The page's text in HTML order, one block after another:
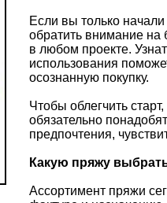
Если вы только
обратить внимание на
в любом проекте.
использования
осознанную покупку.
Чтобы облегчить
обязательно
предпочтения,
Какую пряжу
Ассортимент пряжи